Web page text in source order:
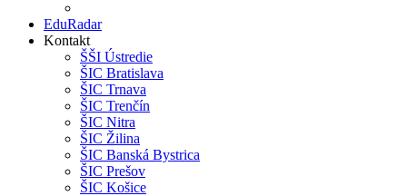
EduRadar
Kontakt
ŠŠI Ústredie
ŠIC Bratislava
ŠIC Trnava
ŠIC Trenčín
ŠIC Nitra
ŠIC Žilina
ŠIC Banská Bystrica
ŠIC Prešov
ŠIC Košice